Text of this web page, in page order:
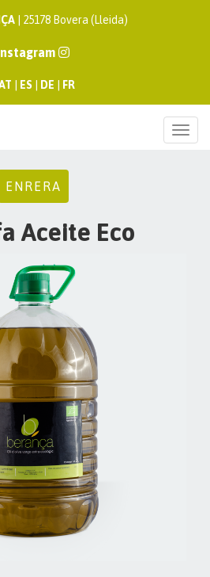
| 25178 Bovera (Lleida)
ES DE FR
ENRERA
Aceite Eco